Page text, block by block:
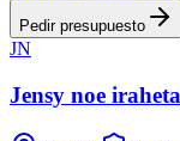
Pedir presupuesto
JN
Jensy noe